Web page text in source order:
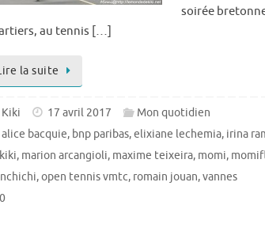
soirée
au tennis […]
la suite
Kiki 17 avril 2017
Mon quotidien
alice bacquie, bnp paribas,elixiane lechemia, irina
, marion arcangioli, maxime teixeira, momi,
,open tennis vmtc, romain jouan,vannes
0